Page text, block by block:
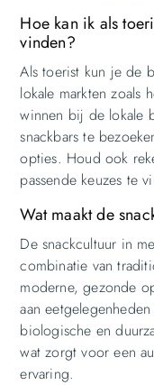
Hoe kan ik als
vinden?
Als toerist kun je de
lokale markten zoals
winnen bij de lokale
snackbars te
opties. Houd ook
passende keuzes te
Wat maakt de
De snackcultuur in
combinatie van
moderne, gezonde
aan
biologische en
wat zorgt voor een
ervaring.